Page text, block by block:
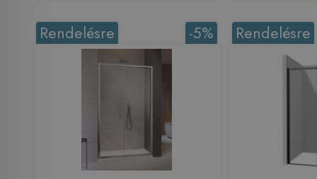
-5%
Rendelésre Rendelésre